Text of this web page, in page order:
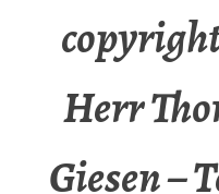
Herr
Giesen –